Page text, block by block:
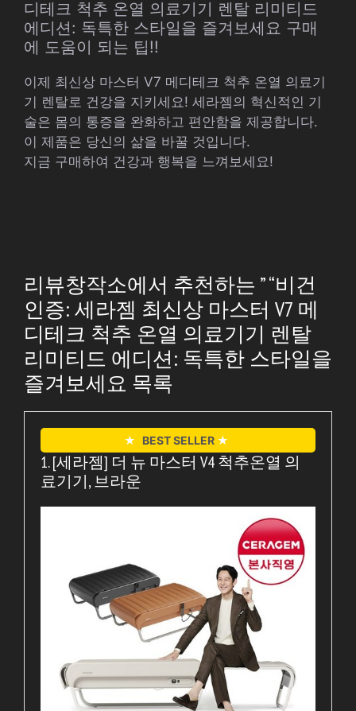
디테크 척추 온열 의료기기 렌탈 리미티드
에디션: 독특한 스타일을 즐겨보세요 구매
에 도움이 되는 팁!!
이제 최신상 마스터 V7 메디테크 척추 온열 의료기
기 렌탈로 건강을 지키세요! 세라젬의 혁신적인 기
술은 몸의 통증을 완화하고 편안함을 제공합니다.
이 제품은 당신의 삶을 바꿀 것입니다.
지금 구매하여 건강과 행복을 느껴보세요!
리뷰창작소에서 추천하는 ” “비건
인증: 세라젬 최신상 마스터 V7 메
디테크 척추 온열 의료기기 렌탈
리미티드 에디션: 독특한 스타일을
즐겨보세요 목록
★ BEST SELLER ★
1. [세라젬] 더 뉴 마스터 V4 척추온열 의
료기기, 브라운